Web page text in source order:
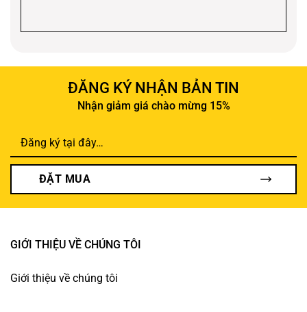
ĐĂNG KÝ NHẬN BẢN TIN
Nhận giảm giá chào mừng 15%
ĐẶT MUA
GIỚI THIỆU VỀ CHÚNG TÔI
Giới thiệu về chúng tôi